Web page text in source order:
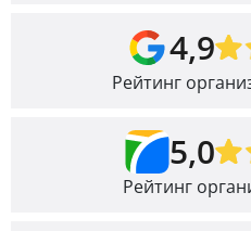
4,9
Рейтинг
5,0
Рейтинг